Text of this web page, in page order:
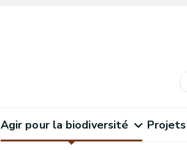
Agir pour la biodiversité